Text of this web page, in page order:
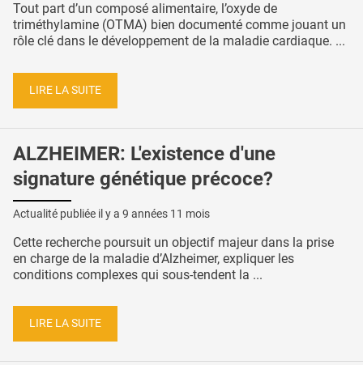
Tout part d’un composé alimentaire, l’oxyde de
triméthylamine (OTMA) bien documenté comme jouant un
rôle clé dans le développement de la maladie cardiaque. ...
LIRE LA SUITE
ALZHEIMER: L'existence d'une
signature génétique précoce?
Actualité publiée il y a 9 années 11 mois
Cette recherche poursuit un objectif majeur dans la prise
en charge de la maladie d’Alzheimer, expliquer les
conditions complexes qui sous-tendent la ...
LIRE LA SUITE